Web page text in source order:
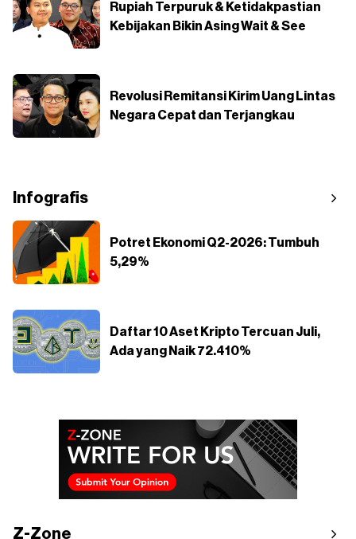
Rupiah Terpuruk & Ketidakpastian
Kebijakan Bikin Asing Wait & See
Revolusi Remitansi Kirim Uang Lintas
Negara Cepat dan Terjangkau
Infografis
Potret Ekonomi Q2-2026: Tumbuh
5,29%
Daftar 10 Aset Kripto Tercuan Juli,
Ada yang Naik 72.410%
Z-Zone